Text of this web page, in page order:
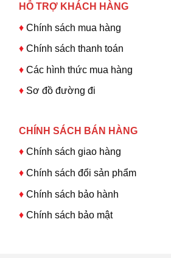
HỖ TRỢ KHÁCH HÀNG
♦Chính sách mua hàng
♦ Chính sách thanh toán
♦ Các hình thức mua hàng
♦ Sơ đồ đường đi
CHÍNH SÁCH BÁN HÀNG
♦ Chính sách giao hàng
♦ Chính sách đổi sản phẩm
♦ Chính sách bảo hành
♦ Chính sách bảo mật